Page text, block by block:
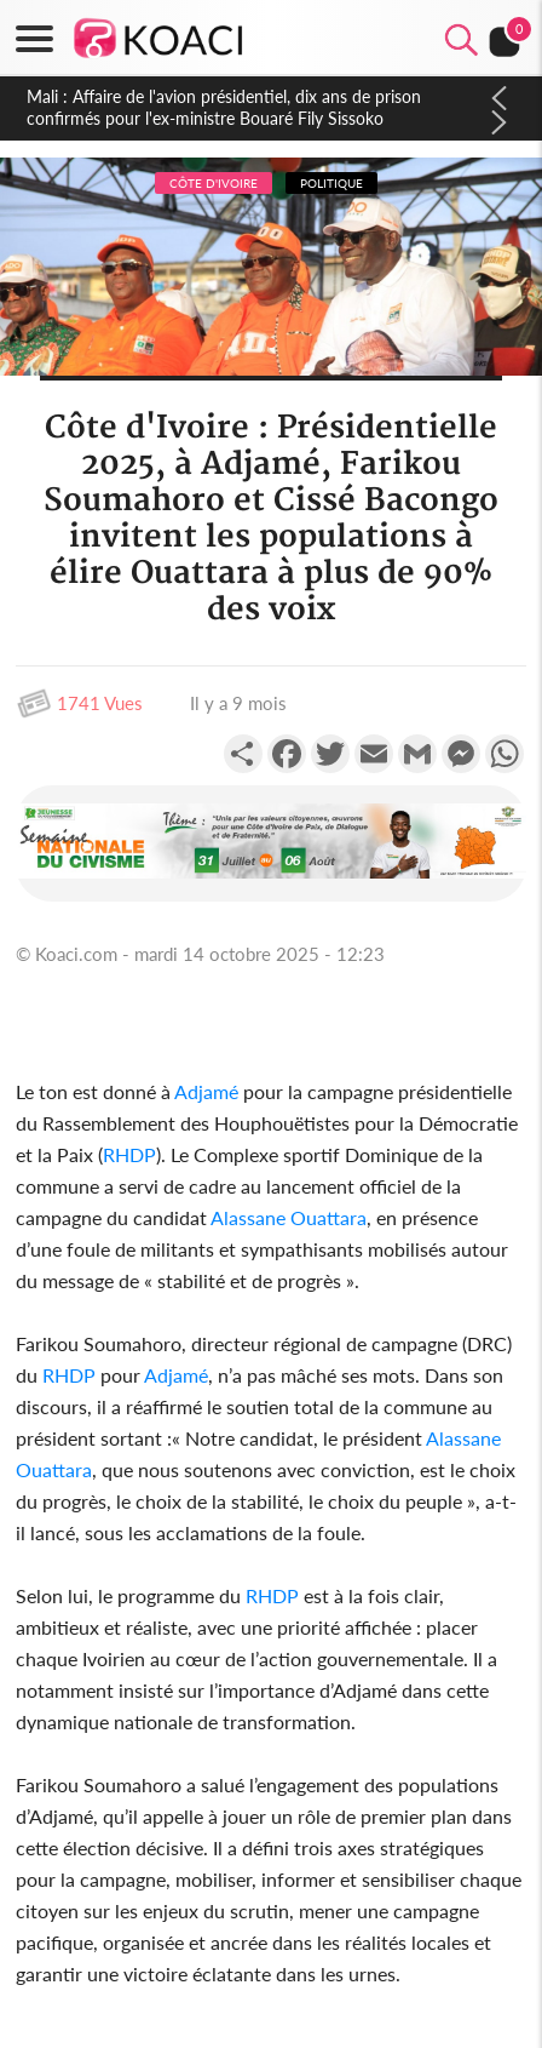
0
Nigeria : Le Togo et le Cameroun principaux acheteurs des
produits de la raffinerie Dangote en juillet
CÔTE D'IVOIRE POLITIQUE
Côte d'Ivoire : Présidentielle
2025, à Adjamé, Farikou
Soumahoro et Cissé Bacongo
invitent les populations à
élire Ouattara à plus de 90%
des voix
1741 Vues Il y a 9 mois
PartagerFacebookTwitterEmail Gmail
© Koaci.com - mardi 14 octobre 2025 - 12:23
Le ton est donné à Adjamé pour la campagne présidentielle
du Rassemblement des Houphouëtistes pour la Démocratie
et la Paix (RHDP). Le Complexe sportif Dominique de la
commune a servi de cadre au lancement officiel de la
campagne du candidatAlassane Ouattara, en présence
d’une foule de militants et sympathisants mobilisés autour
du message de « stabilité et de progrès ».
Farikou Soumahoro, directeur régional de campagne (DRC)
du RHDP pourAdjamé, n’a pas mâché ses mots. Dans son
discours, il a réaffirmé le soutien total de la commune au
président sortant :« Notre candidat, le présidentAlassane
Ouattara, que nous soutenons avec conviction, est le choix
du progrès, le choix de la stabilité, le choix du peuple », a-t-
il lancé, sous les acclamations de la foule.
Selon lui, le programme du RHDP est à la fois clair,
ambitieux et réaliste, avec une priorité affichée : placer
chaque Ivoirien au cœur de l’action gouvernementale. Il a
notamment insisté sur l’importance d’Adjamé dans cette
dynamique nationale de transformation.
Farikou Soumahoro a salué l’engagement des populations
d’Adjamé, qu’il appelle à jouer un rôle de premier plan dans
cette élection décisive. Il a défini trois axes stratégiques
pour la campagne, mobiliser, informer et sensibiliser chaque
citoyen sur les enjeux du scrutin, mener une campagne
pacifique, organisée et ancrée dans les réalités locales et
garantir une victoire éclatante dans les urnes.